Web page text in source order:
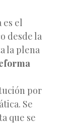
es el
desde la
la plena
por
Se
que se